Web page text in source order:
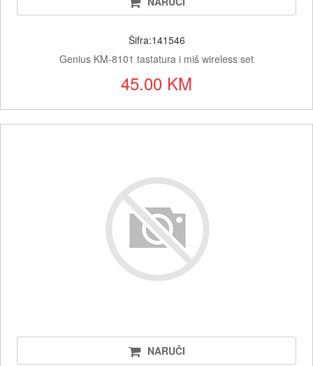
Šifra:141546
Genius KM-8101 tastatura i miš wireless set
45.00 KM
NARUČI